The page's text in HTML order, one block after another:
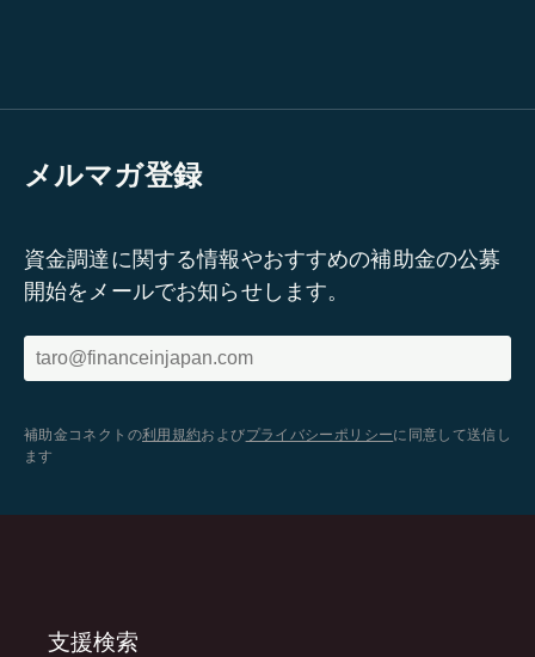
メルマガ登録
資金調達に関する情報やおすすめの補助金の公募
開始をメールでお知らせします。
補助金コネクトの利用規約およびプライバシーポリシーに同意して送信し
ます
支援検索